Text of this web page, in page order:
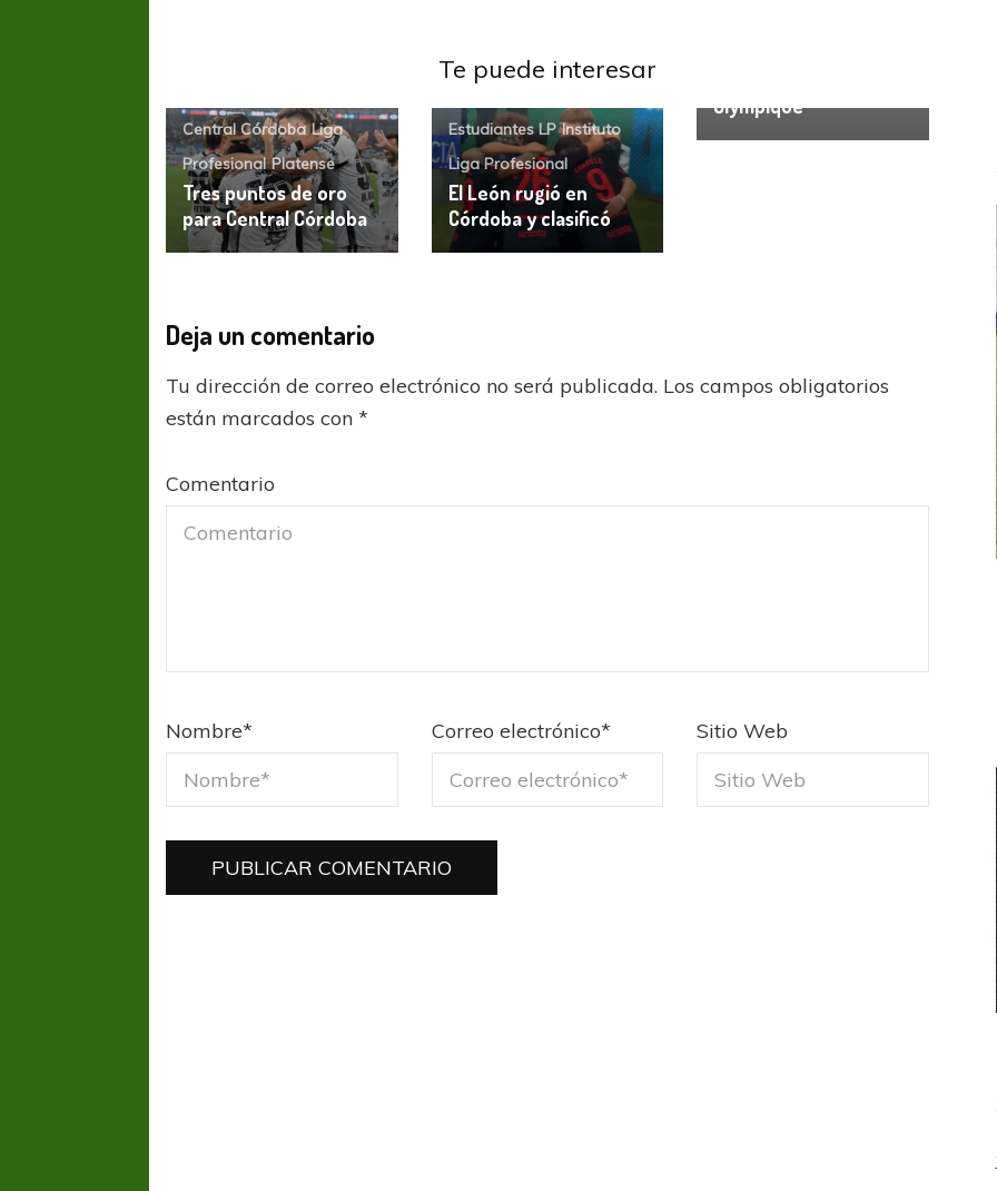
Te puede interesar
Central Córdoba Liga
Profesional Platense
Tres puntos de oro
para Central Córdoba
Estudiantes LP Instituto
Liga Profesional
El León rugió en
Córdoba y clasificó
Olympique”
Deja un comentario
Tu dirección de correo electrónico no será publicada. Los campos obligatorios
están marcados con*
Comentario
Nombre* Correo electrónico* Sitio Web